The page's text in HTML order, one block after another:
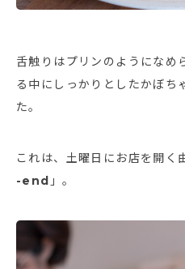
舌触りはプリンのようになめ
る中にしっかりとしたかぼち
た。
これは、土曜日にお店を開く
-end 」。